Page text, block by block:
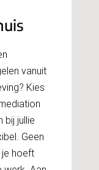
vanuit
Kies
bij jullie
Geen
je hoeft